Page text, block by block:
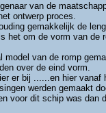
van de
ontwerp proces.
gemakkelijk de
het om de vorm van de
model van de romp
over de eind vorm.
er bij ......en hier vanaf
werden gemaakt
voor dit schip was dan